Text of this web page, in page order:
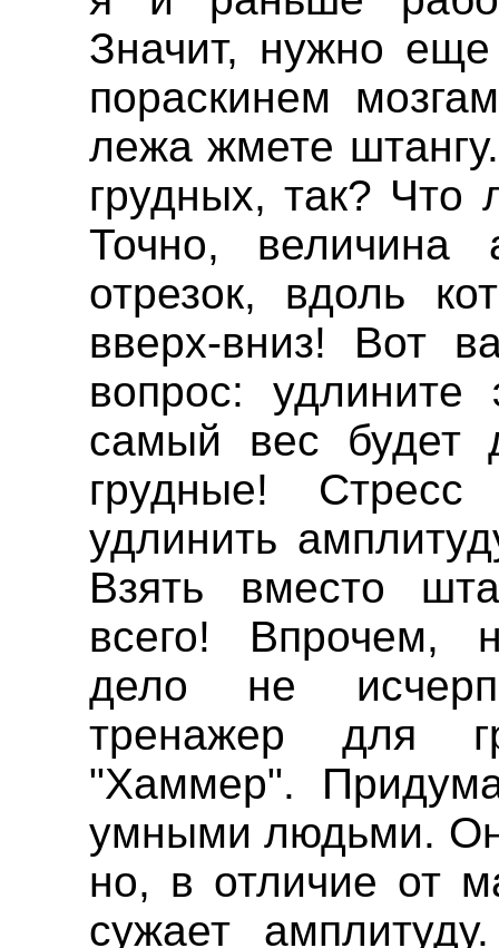
Значит, нужно
пораскинем
лежа жмете
грудных, так? Что
Точно, величина
отрезок, вдоль
вверх-вниз! Вот
вопрос:
самый вес будет
грудные!
удлинить
Взять вместо
всего! Впрочем,
дело не
тренажер для
"Хаммер".
умными людьми.
но, в отличие от
сужает